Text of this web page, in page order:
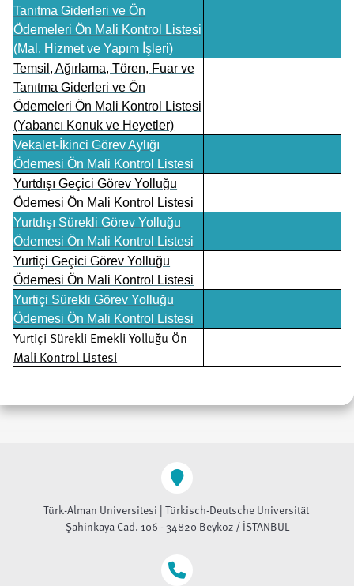
Tanıtma Giderleri ve Ön
Ödemeleri Ön Mali Kontrol Listesi
(Mal, Hizmet ve Yapım İşleri)
Temsil, Ağırlama, Tören, Fuar ve
Tanıtma Giderleri ve Ön
Ödemeleri Ön Mali Kontrol Listesi
(Yabancı Konuk ve Heyetler)
Vekalet-İkinci Görev Aylığı
Ödemesi Ön Mali Kontrol Listesi
Yurtdışı Geçici Görev Yolluğu
Ödemesi Ön Mali Kontrol Listesi
Yurtdışı Sürekli Görev Yolluğu
Ödemesi Ön Mali Kontrol Listesi
Yurtiçi Geçici Görev Yolluğu
Ödemesi Ön Mali Kontrol Listesi
Yurtiçi Sürekli Görev Yolluğu
Ödemesi Ön Mali Kontrol Listesi
Yurtiçi Sürekli Emekli Yolluğu Ön
Mali Kontrol Listesi
Türk-Alman Üniversitesi | Türkisch-Deutsche Universität
Şahinkaya Cad. 106 - 34820 Beykoz / İSTANBUL